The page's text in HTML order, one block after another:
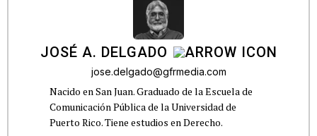
JOSÉ A. DELGADO
jose.delgado@gfrmedia.com
Nacido en San Juan. Graduado de la Escuela de
Comunicación Pública de la Universidad de
Puerto Rico. Tiene estudios en Derecho.